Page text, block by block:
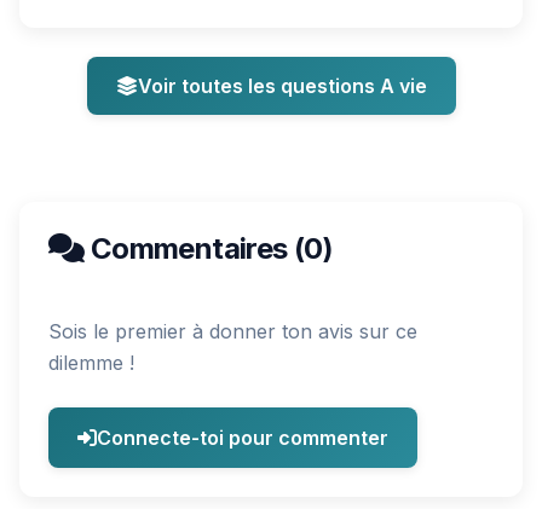
Voir toutes les questions A vie
Commentaires (0)
Sois le premier à donner ton avis sur ce
dilemme !
Connecte-toi pour commenter